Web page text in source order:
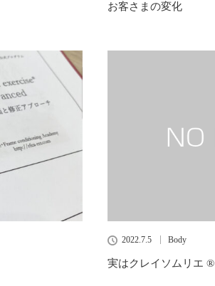
お客さまの変化
2022.7.5 Body
実はクレイソムリエ ®